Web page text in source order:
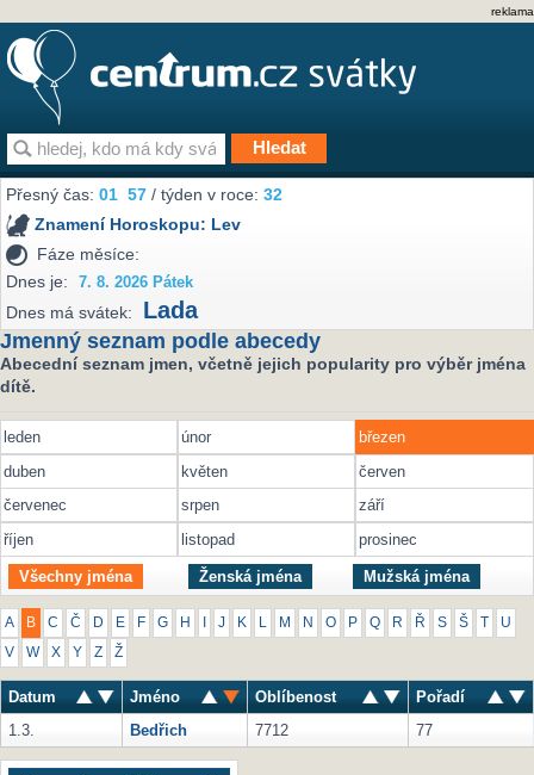
reklama
Přesný čas:01 57 / týden v roce:32
Znamení Horoskopu: Lev
Fáze měsíce:
Dnes je:
7. 8. 2026 Pátek
Dnes má svátek: Lada
Jmenný seznam podle abecedy
Abecední seznam jmen, včetně jejich popularity pro výběr jména
dítě.
leden únor
březen
duben
květen
červen
červenec
srpen
září
říjen
listopad prosinec
Všechny jména Ženská jména Mužská jména
A B C Č D E F G H J K M N O P Q R Ř S Š U
V W X Y Z Ž
Datum Jméno Oblíbenost
Pořadí
1.3.
Bedřich 7712 77